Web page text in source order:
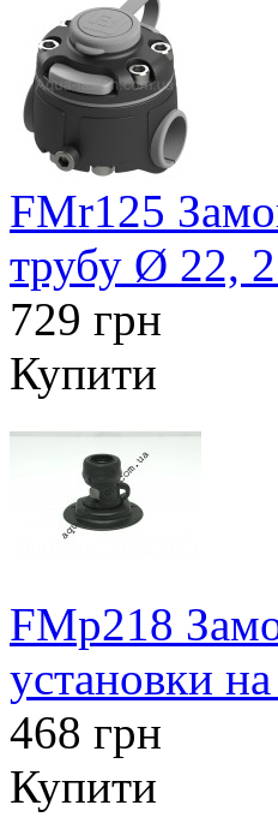
FMr125
трубу Ø 22,
729 грн
Купити
FMp218
установки
468 грн
Купити